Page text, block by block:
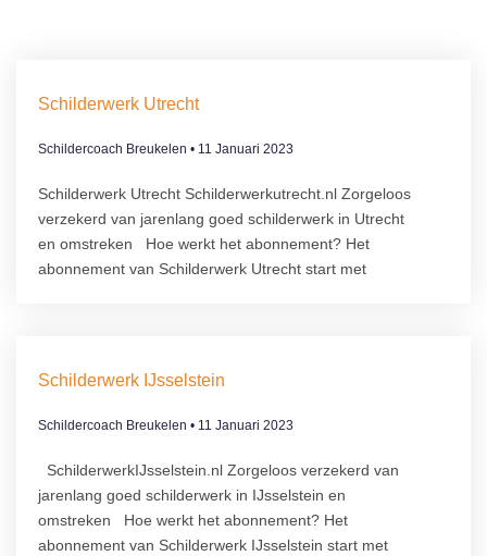
Schilderwerk Utrecht
Schildercoach Breukelen 11 Januari 2023
Schilderwerk Utrecht Schilderwerkutrecht.nl Zorgeloos
verzekerd van jarenlang goed schilderwerk in Utrecht
en omstreken Hoe werkt het abonnement?​ Het
abonnement van Schilderwerk Utrecht start met
Schilderwerk IJsselstein
Schildercoach Breukelen 11 Januari 2023
SchilderwerkIJsselstein.nl Zorgeloos verzekerd van
jarenlang goed schilderwerk in IJsselstein en
omstreken Hoe werkt het abonnement?​ Het
abonnement van Schilderwerk IJsselstein start met